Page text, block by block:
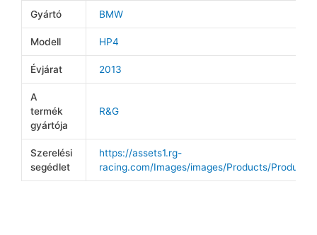
Gyártó BMW
Modell HP4
Évjárat 2013
A
termék
gyártója
R&G
Szerelési
segédlet
https://assets1.rg-
racing.com/Images/images/Products/